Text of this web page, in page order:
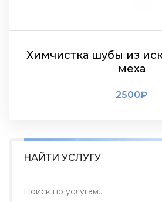
НАЙТИ УСЛУГУ
Химчистка шубы из
меха
2500₽